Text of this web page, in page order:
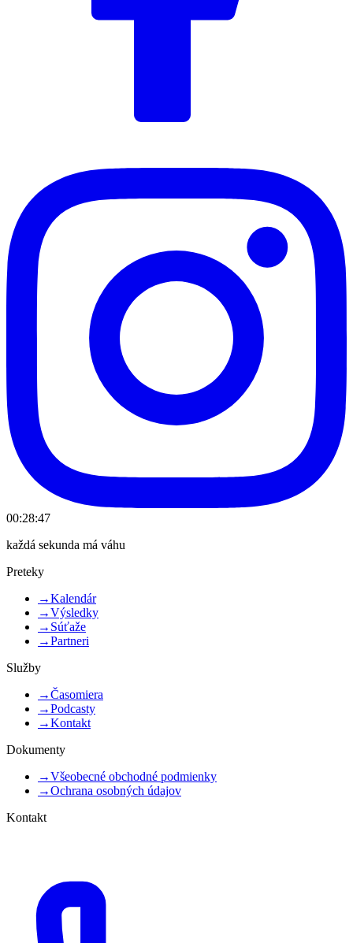
00:28:47
každá sekunda má váhu
Preteky
→Kalendár
→Výsledky
→ Súťaže
→Partneri
Služby
→Časomiera
→Podcasty
→Kontakt
Dokumenty
→Všeobecné obchodné podmienky
→Ochrana osobných údajov
Kontakt